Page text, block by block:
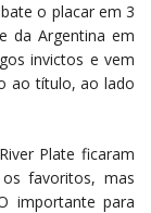
o placar em 3
da Argentina em
invictos e vem
ao título, ao lado
Plate ficaram
favoritos, mas
importante para